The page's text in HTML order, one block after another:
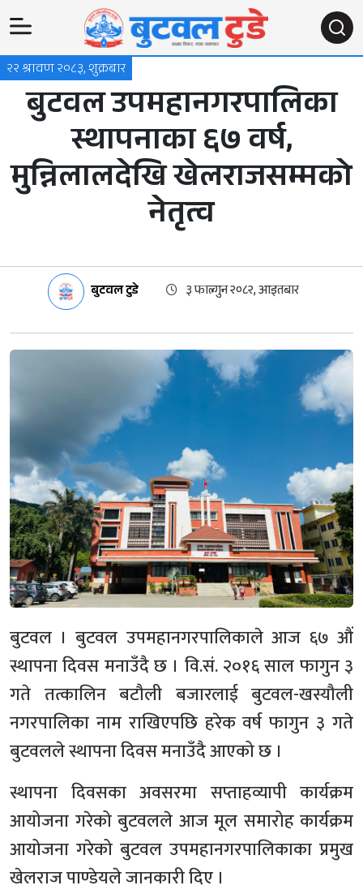
२२ श्रावण २०८३, शुक्रबार
बुटवल उपमहानगरपालिका
स्थापनाका ६७ वर्ष,
मुन्निलालदेखि खेलराजसम्मको
नेतृत्व
बुटवल टुडे ३ फाल्गुन २०८२, आइतबार
बुटवल । बुटवल उपमहानगरपालिकाले आज ६७ औं
स्थापना दिवस मनाउँदै छ । वि.सं. २०१६ साल फागुन ३
गते तत्कालिन बटौली बजारलाई बुटवल-खस्यौली
नगरपालिका नाम राखिएपछि हरेक वर्ष फागुन ३ गते
बुटवलले स्थापना दिवस मनाउँदै आएको छ ।
स्थापना दिवसका अवसरमा सप्ताहव्यापी कार्यक्रम
आयोजना गरेको बुटवलले आज मूल समारोह कार्यक्रम
आयोजना गरेको बुटवल उपमहानगरपालिकाका प्रमुख
खेलराज पाण्डेयले जानकारी दिए ।